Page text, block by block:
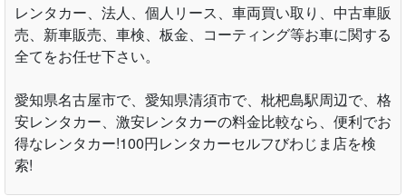
レンタカー、法人、個人リース、車両買い取り、中古車販
売、新車販売、車検、板金、コーティング等お車に関する
全てをお任せ下さい。
愛知県名古屋市で、愛知県清須市で、枇杷島駅周辺で、格
安レンタカー、激安レンタカーの料金比較なら、便利でお
得なレンタカー!100円レンタカーセルフびわじま店を検
索!